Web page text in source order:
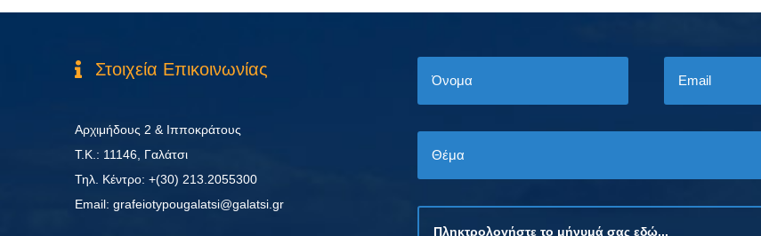
Στοιχεία Επικοινωνίας
Αρχιμήδους 2 & Ιπποκράτους
Τ.Κ.: 11146, Γαλάτσι
Τηλ. Κέντρο: +(30) 213.2055300
Εmail: grafeiotypougalatsi@galatsi.gr